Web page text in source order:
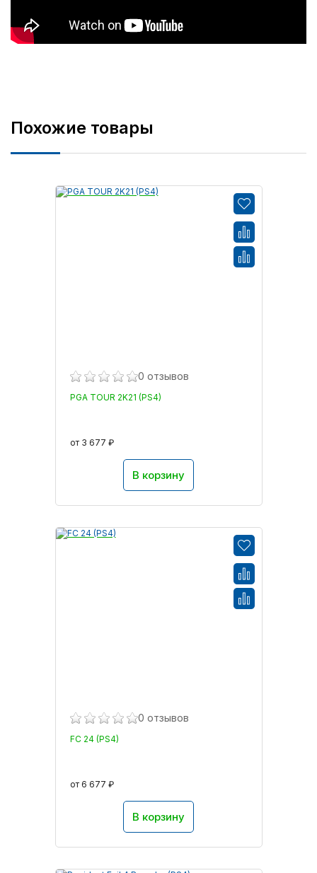
Похожие товары
0 отзывов
PGA TOUR 2K21 (PS4)
от 3 677 ₽
В корзину
0 отзывов
FC 24 (PS4)
от 6 677 ₽
В корзину